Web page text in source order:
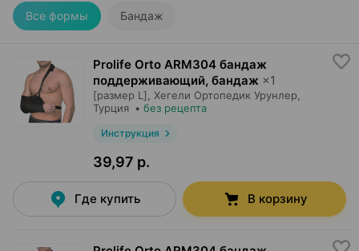
Все формы Бандаж
Prolife Orto ARM304 бандаж
поддерживающий, бандаж ×1
[размер L], Хегели Ортопедик Урунлер
Турция • без рецепта
Инструкция
39,97 р.
Где купить В корзину